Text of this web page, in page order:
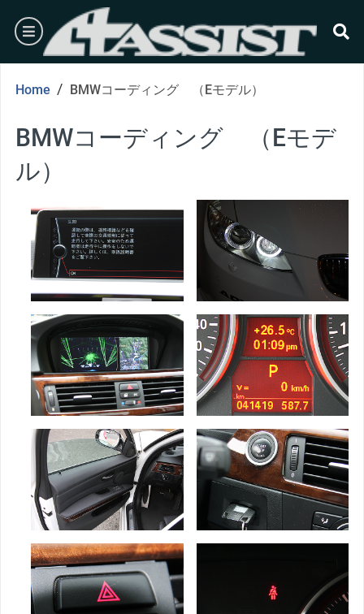
content
burger
Home / BMWコーディング （Eモデル）
BMWコーディング （Eモデ
ル）